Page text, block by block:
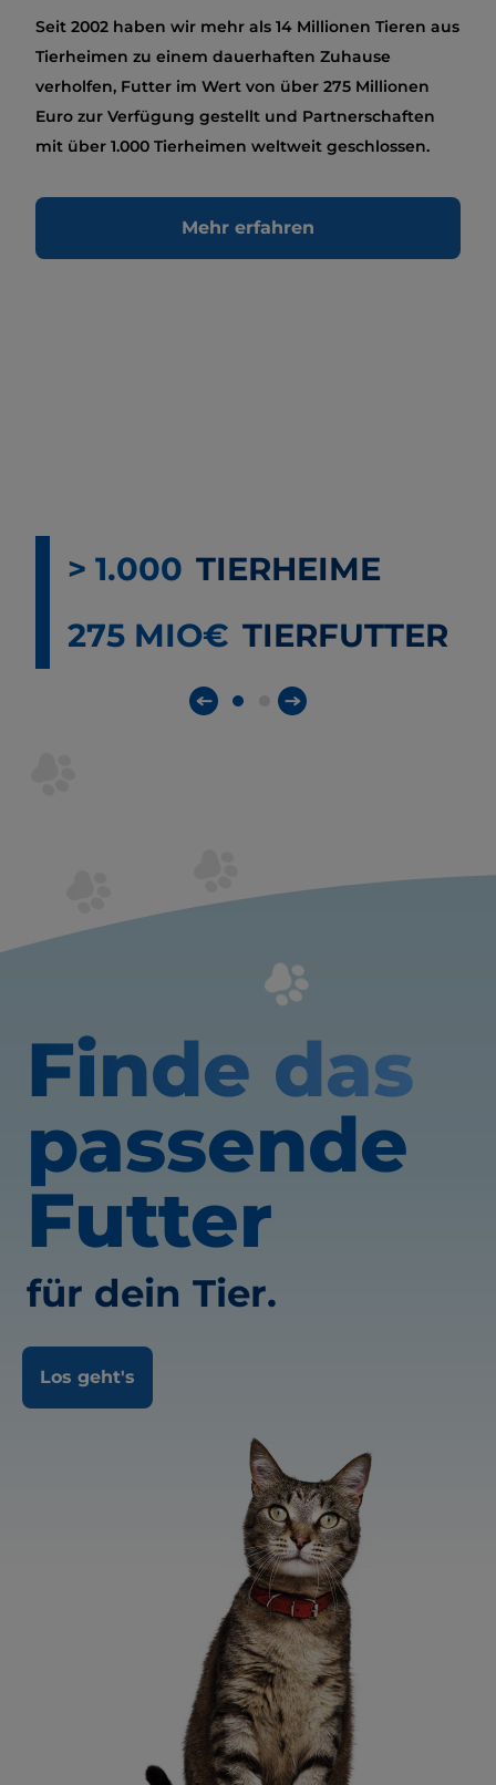
Seit 2002 haben wir mehr als 14 Millionen Tieren aus
Tierheimen zu einem dauerhaften Zuhause
verholfen, Futter im Wert von über 275 Millionen
Euro zur Verfügung gestellt und Partnerschaften
mit über 1.000 Tierheimen weltweit geschlossen.
Mehr erfahren
> 1.000 TIERHEIME
275 MIO€ TIERFUTTER
Finde das
passende
Futter
für dein Tier.
Los geht's